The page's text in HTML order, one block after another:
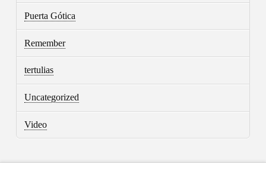
Puerta Gótica
Remember
tertulias
Uncategorized
Video